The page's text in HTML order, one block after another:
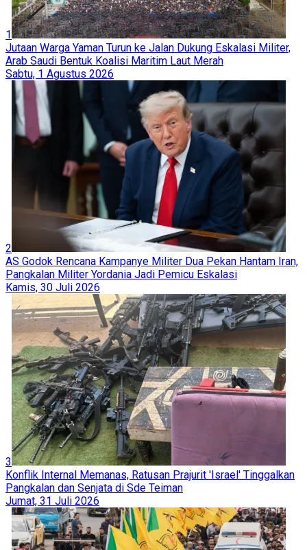
1
Jutaan Warga Yaman Turun ke Jalan Dukung Eskalasi Militer,
Arab Saudi Bentuk Koalisi Maritim Laut Merah
Sabtu, 1 Agustus 2026
2
AS Godok Rencana Kampanye Militer Dua Pekan Hantam Iran,
Pangkalan Militer Yordania Jadi Pemicu Eskalasi
Kamis, 30 Juli 2026
3
Konflik Internal Memanas, Ratusan Prajurit 'Israel' Tinggalkan
Pangkalan dan Senjata di Sde Teiman
Jumat, 31 Juli 2026